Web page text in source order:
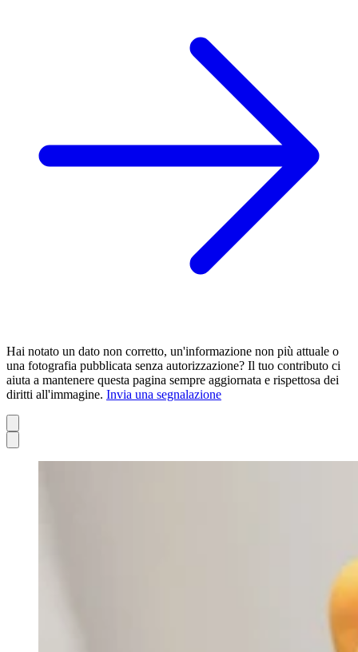
Hai notato un dato non corretto, un'informazione non più attuale o
una fotografia pubblicata senza autorizzazione? Il tuo contributo ci
aiuta a mantenere questa pagina sempre aggiornata e rispettosa dei
diritti all'immagine. Invia una segnalazione